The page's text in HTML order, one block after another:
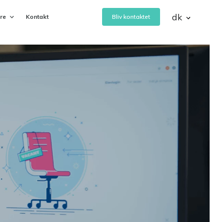
Kontakt Bliv kontaktet dk
Rapid Learning Planner
Planlæg, nedbryd og tilrettelæg
digitale eller blended læringsforløb
CAND
Ansættelse af talentfulde
studentermedhjælpere